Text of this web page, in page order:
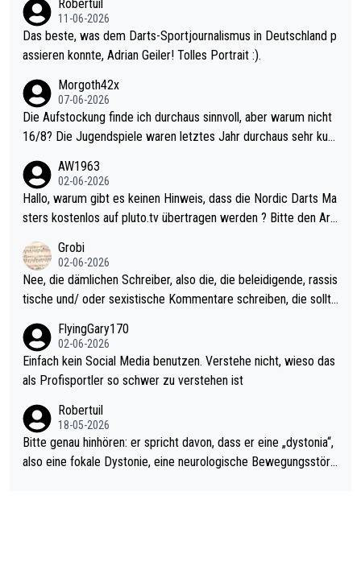
Robertuil
11-06-2026
Das beste, was dem Darts-Sportjournalismus in Deutschland p
assieren konnte, Adrian Geiler! Tolles Portrait :).
Morgoth42x
07-06-2026
Die Aufstockung finde ich durchaus sinnvoll, aber warum nicht
16/8? Die Jugendspiele waren letztes Jahr durchaus sehr kurz
Allerdings ist Mitchell Lawrie als Nummer 1 der Welt eh qualifi
ziert. Somit ändert die automatische Qualifikation des Weltmei
sters erstmal nichts. Ich denke sie wollen damit für nächstes J
ohl wenig WDF Turniere spielen. Dies war bei Archie Self letzt
es Jahr der Fall. Er musste als amtierender Weltmeister durch
den Qualifier und ich glaube kaum, dass Mitchel sich das (in Ve
gas) antun würde, wenn er doch eigentlich die PDC-WM als Zi
el hat.
AW1963
02-06-2026
Hallo, warum gibt es keinen Hinweis, dass die Nordic Darts Ma
sters kostenlos auf pluto.tv übertragen werden ? Bitte den Arti
Grobi
02-06-2026
Nee, die dämlichen Schreiber, also die, die beleidigende, rassis
tische und/ oder sexistische Kommentare schreiben, die sollte
s Leben in den Griff kriegen. Nur eins wundert mich: Luke Little
r war doch neulich erst derjenige, der über Social Media GvV p
rovoziert hat. Und Littlers Mutter schießt öfters mal gegen Ric
FlyingGary170
02-06-2026
Einfach kein Social Media benutzen. Verstehe nicht, wieso das
als Profisportler so schwer zu verstehen ist
Robertuil
18-05-2026
Bitte genau hinhören: er spricht davon, dass er eine „dystonia“,
also eine fokale Dystonie, eine neurologische Bewegungsstöru